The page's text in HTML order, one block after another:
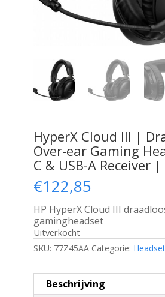
HyperX Cloud III |
Over-ear Gaming
C & USB-A Receiver
€122,85
HP HyperX Cloud III
gamingheadset
Uitverkocht
SKU: 77Z45AA Categorie:
Beschrijving